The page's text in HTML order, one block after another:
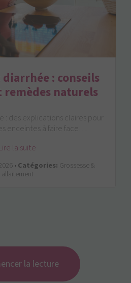
diarrhée : conseils
naturels
: des explications claires pour
enceintes à faire face…
la suite
•Catégories: Grossesse &
allaitement
la lecture